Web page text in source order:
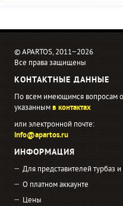
© APARTOS, 2011−2026
Все права защищены
КОНТАКТНЫЕ ДАННЫЕ
По всем имеющимся вопросам
указаннымв контактах
или электронной почте:
info@apartos.ru
ИНФОРМАЦИЯ
Для представителей турбаз и
О платном аккаунте
Цены